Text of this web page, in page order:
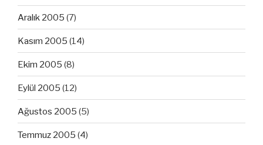
Aralık 2005 (7)
Kasım 2005 (14)
Ekim 2005 (8)
Eylül 2005 (12)
Ağustos 2005 (5)
Temmuz 2005 (4)